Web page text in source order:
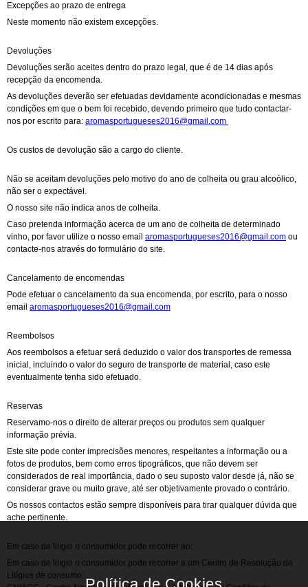
Excepções ao prazo de entrega
Neste momento não existem excepções.
Devoluções
Devoluções serão aceites dentro do prazo legal, que é de 14 dias após
recepção da encomenda.
As devoluções deverão ser efetuadas devidamente acondicionadas e mesmas
condições em que o bem foi recebido, devendo primeiro que tudo contactar-
nos por escrito para: aromasportugueses2016@gmail.com
Os custos de devolução são a cargo do cliente.
Não se aceitam devoluções pelo motivo do ano de colheita ou grau alcoólico,
não ser o expectável.
O nosso site não indica anos de colheita.
Caso pretenda informação acerca de um ano de colheita de determinado
vinho, por favor utilize o nosso email aromasportugueses2016@gmail.com ou
contacte-nos através do formulário do site.
Cancelamento de encomendas
Pode efetuar o cancelamento da sua encomenda, por escrito, para o nosso
email aromasportugueses2016@gmail.com
Reembolsos
Aos reembolsos a efetuar será deduzido o valor dos transportes de remessa
inicial, incluindo o valor do seguro de transporte de material, caso este
eventualmente tenha sido efetuado.
Reservas
Reservamo-nos o direito de alterar preços ou produtos sem qualquer
informação prévia.
Este site pode conter imprecisões menores, respeitantes a informação ou a
fotos de produtos, bem como erros tipográficos, que não devem ser
considerados de real importância, dado o seu suposto valor desde já, não se
considerar grave ou muito grave, até ser objetivamente provado o contrário.
Os nossos contactos estão sempre disponíveis para tirar qualquer dúvida que
ache pertinente.
Em caso de litígio o consumidor pode recorrer ao:
Em caso de litígio o consumidor pode recorrer a um Centro de Resolução de
Litígios de consumo: